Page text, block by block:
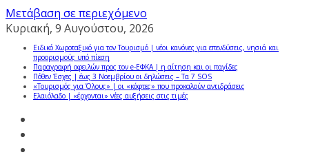
Μετάβαση σε περιεχόμενο
Κυριακή, 9 Αυγούστου, 2026
Ειδικό Χωροταξικό για τον Τουρισμό | νέοι κανόνες για επενδύσεις, νησιά και
προορισμούς υπό πίεση
Παραγραφή οφειλών προς τον e-ΕΦΚΑ | η αίτηση και οι παγίδες
Πόθεν Έσχες | έως 3 Νοεμβρίου οι δηλώσεις – Τα 7 SOS
«Τουρισμός για Όλους» | οι «κόφτες» που προκαλούν αντιδράσεις
Ελαιόλαδο | «έρχονται» νέες αυξήσεις στις τιμές